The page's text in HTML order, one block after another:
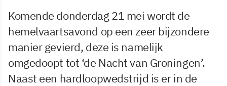
Komende donderdag 21 mei wordt de
hemelvaartsavond op een zeer bijzondere
manier gevierd, deze is namelijk
omgedoopt tot ‘de Nacht van Groningen’.
Naast een hardloopwedstrijd is er in de